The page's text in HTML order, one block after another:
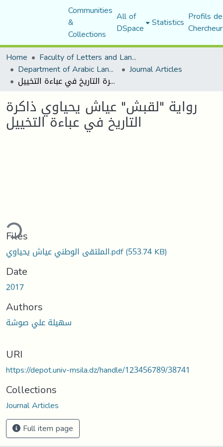
Communities
&
Collections
All of
DSpace Statistics Profils
Home
Faculty of Letters and Languages
Department of Arabic Language and Literature Journal Articles
رواية "لقبش" عياش يحياوي ذاكرة التاريخ في عباءة التخييل
رواية "لقبش" عياش يحياوي ذاكرة
التاريخ في عباءة التخييل
Files
الملتقى الوطني عياش يحياوي.pdf(553.74 KB)
Date
2017
Authors
سهيلة علي صوشة
URI
https://depot.univ-msila.dz/handle/123456789/38741
Collections
Journal Articles
Full item page